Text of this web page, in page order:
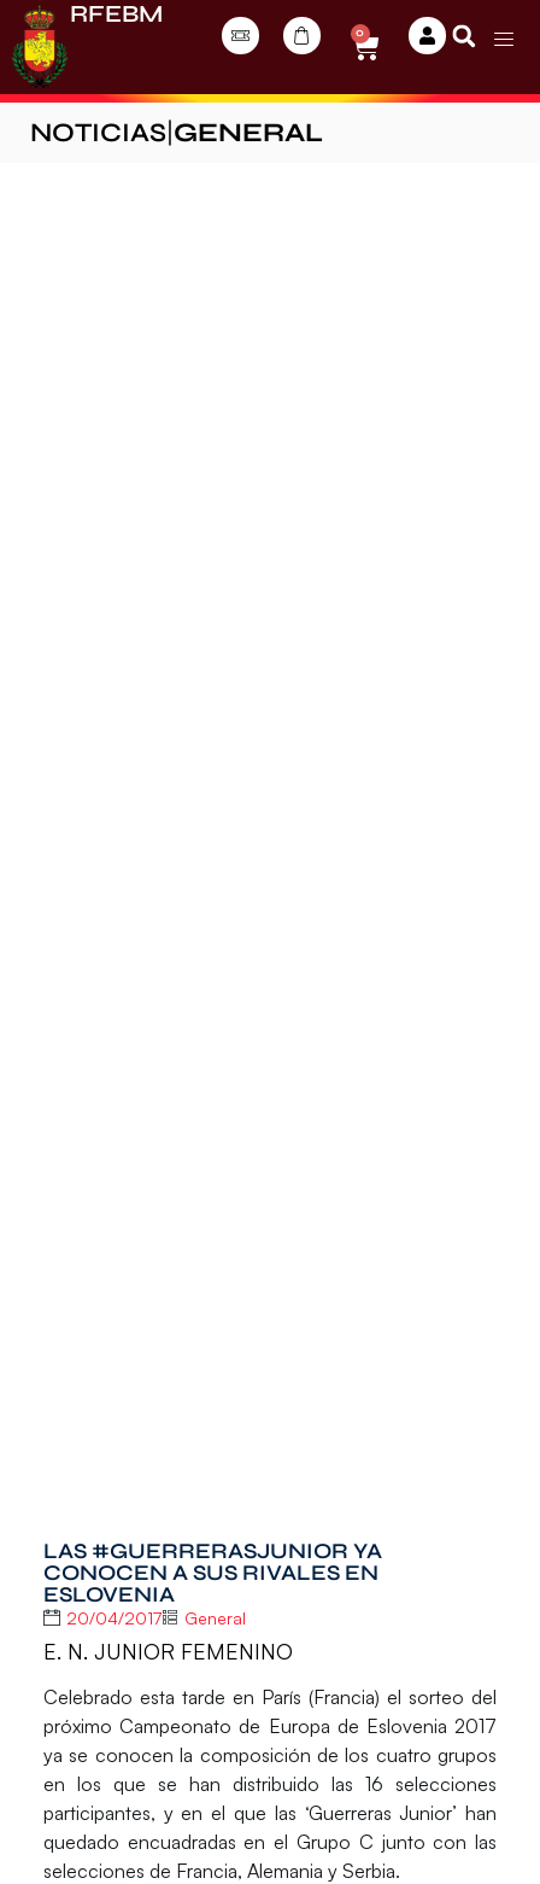
RFEBM
0
NOTICIAS GENERAL
LAS #GUERRERASJUNIOR YA
CONOCEN A SUS RIVALES EN
ESLOVENIA
20/04/2017 General
E. N. JUNIOR FEMENINO
Celebrado esta tarde en París (Francia) el sorteo del
próximoCampeonato de Europa de Eslovenia 2017
ya se conocen la composición de los cuatro grupos
en los que se han distribuido las 16 selecciones
participantes, y en el que las ‘Guerreras Junior’ han
quedado encuadradas en el Grupo C junto con las
selecciones de Francia, Alemania y Serbia.